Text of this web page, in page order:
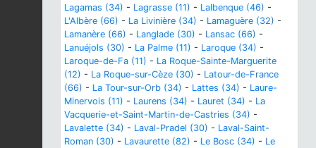
Lagamas (34) - Lagrasse (11) - Lalbenque (46) -
L'Albère (66) - La Livinière (34) - Lamaguère (32) -
Lamanère (66) - Langlade (30) - Lansac (66) -
Lanuéjols (30) - La Palme (11) - Laroque (34) -
Laroque-de-Fa (11) - La Roque-Sainte-Marguerite
(12) - La Roque-sur-Cèze (30) - Latour-de-France
(66) - La Tour-sur-Orb (34) - Lattes (34) - Laure-
Minervois (11) - Laurens (34) - Lauret (34) - La
Vacquerie-et-Saint-Martin-de-Castries (34) -
Lavalette (34) - Laval-Pradel (30) - Laval-Saint-
Roman (30) - Lavaurette (82) - Le Bosc (34) - Le